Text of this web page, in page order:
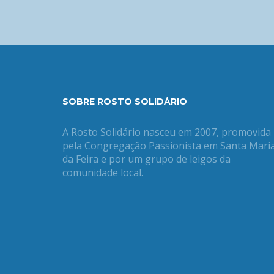
SOBRE ROSTO SOLIDÁRIO
A Rosto Solidário nasceu em 2007, promovida
pela Congregação Passionista em Santa
da Feira e por um grupo de leigos da
comunidade local.